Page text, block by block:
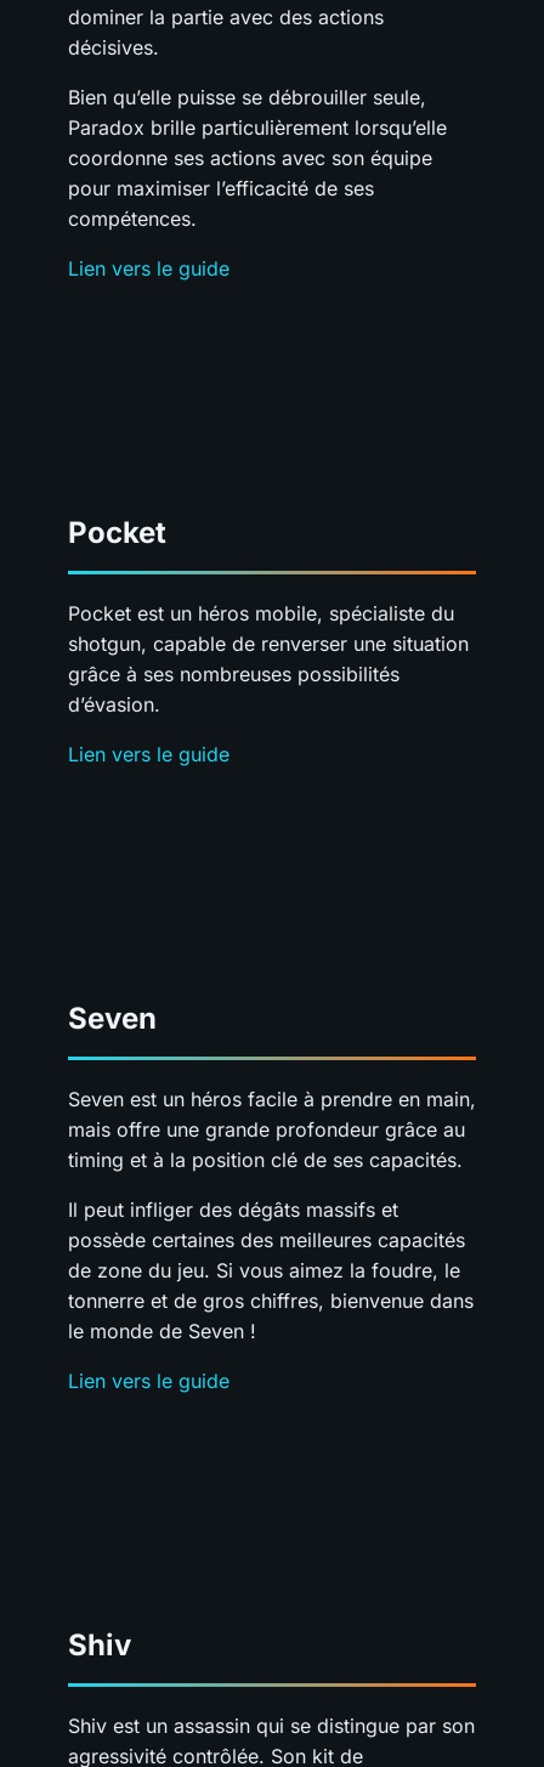
dominer la partie avec des actions
décisives.
Bien qu’elle puisse se débrouiller seule,
Paradox brille particulièrement lorsqu’elle
coordonne ses actions avec son équipe
pour maximiser l’efficacité de ses
compétences.
Lien vers le guide
Pocket
Pocket est un héros mobile, spécialiste du
shotgun, capable de renverser une situation
grâce à ses nombreuses possibilités
d’évasion.
Lien vers le guide
Seven
Seven est un héros facile à prendre en main,
mais offre une grande profondeur grâce au
timing et à la position clé de ses capacités.
Il peut infliger des dégâts massifs et
possède certaines des meilleures capacités
de zone du jeu. Si vous aimez la foudre, le
tonnerre et de gros chiffres, bienvenue dans
le monde de Seven !
Lien vers le guide
Shiv
Shiv est un assassin qui se distingue par son
agressivité contrôlée. Son kit de